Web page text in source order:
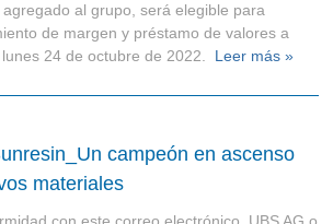
al grupo, será elegible para
de margen y préstamo de valores a
24 de octubre de 2022. Leer más »
campeón en ascenso
materiales